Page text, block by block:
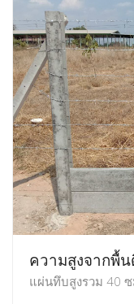
ความสูงจากพื้
แผ่นทึบสูงรวม 40 ซ